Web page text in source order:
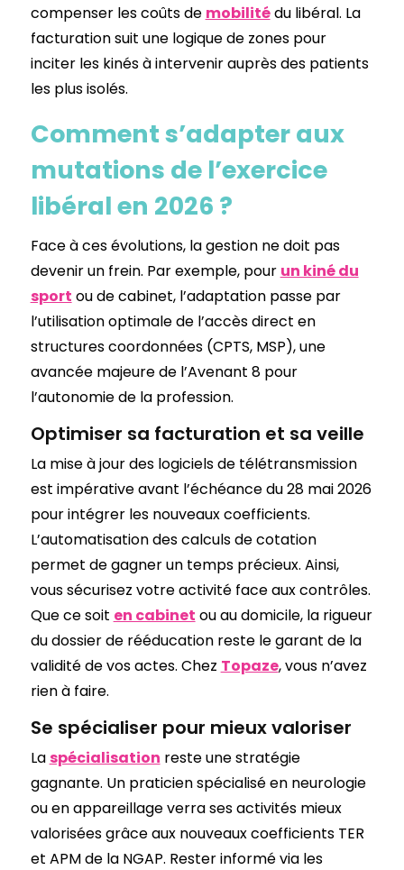
compenser les coûts de mobilitédu libéral. La
facturation suit une logique de zones pour
inciter les kinés à intervenir auprès des patients
les plus isolés.
Comment s’adapter aux
mutations de l’exercice
libéral en 2026 ?
Face à ces évolutions, la gestion ne doit pas
devenir un frein. Par exemple, pour un kiné du
sport ou de cabinet, l’adaptation passe par
l’utilisation optimale de l’accès direct en
structures coordonnées (CPTS, MSP), une
avancée majeure de l’Avenant 8 pour
l’autonomie de la profession.
Optimiser sa facturation et sa veille
La mise à jour des logiciels de télétransmission
est impérative avant l’échéance du 28 mai 2026
pour intégrer les nouveaux coefficients.
L’automatisation des calculs de cotation
permet de gagner un temps précieux. Ainsi,
vous sécurisez votre activité face aux contrôles.
Que ce soit en cabinet ou au domicile, la rigueur
du dossier de rééducation reste le garant de la
validité de vos actes. Chez Topaze, vous n’avez
rien à faire.
Se spécialiser pour mieux valoriser
La spécialisation reste une stratégie
gagnante. Un praticien spécialisé en neurologie
ou en appareillage verra ses activités mieux
valorisées grâce aux nouveaux coefficients TER
et APM de la NGAP. Rester informé via les